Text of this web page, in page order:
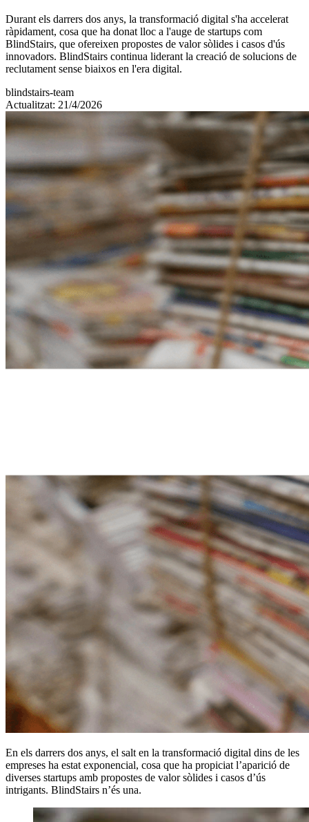
Durant els darrers dos anys, la transformació digital s'ha accelerat
ràpidament, cosa que ha donat lloc a l'auge de startups com
BlindStairs, que ofereixen propostes de valor sòlides i casos d'ús
innovadors. BlindStairs continua liderant la creació de solucions de
reclutament sense biaixos en l'era digital.
blindstairs-team
Actualitzat: 21/4/2026
En els darrers dos anys, el salt en la transformació digital dins de les
empreses ha estat exponencial, cosa que ha propiciat l’aparició de
diverses startups amb propostes de valor sòlides i casos d’ús
intrigants. BlindStairs n’és una.